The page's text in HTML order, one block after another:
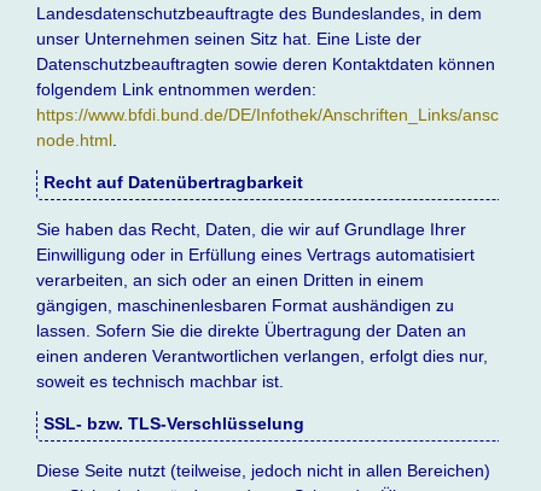
Landesdatenschutzbeauftragte des Bundeslandes, in dem
unser Unternehmen seinen Sitz hat. Eine Liste der
Datenschutzbeauftragten sowie deren Kontaktdaten können
folgendem Link entnommen werden:
https://www.bfdi.bund.de/DE/Infothek/Anschriften_Links/
node.html.
Recht auf Datenübertragbarkeit
Sie haben das Recht, Daten, die wir auf Grundlage Ihrer
Einwilligung oder in Erfüllung eines Vertrags automatisiert
verarbeiten, an sich oder an einen Dritten in einem
gängigen, maschinenlesbaren Format aushändigen zu
lassen. Sofern Sie die direkte Übertragung der Daten an
einen anderen Verantwortlichen verlangen, erfolgt dies nur,
soweit es technisch machbar ist.
SSL- bzw. TLS-Verschlüsselung
Diese Seite nutzt (teilweise, jedoch nicht in allen Bereichen)